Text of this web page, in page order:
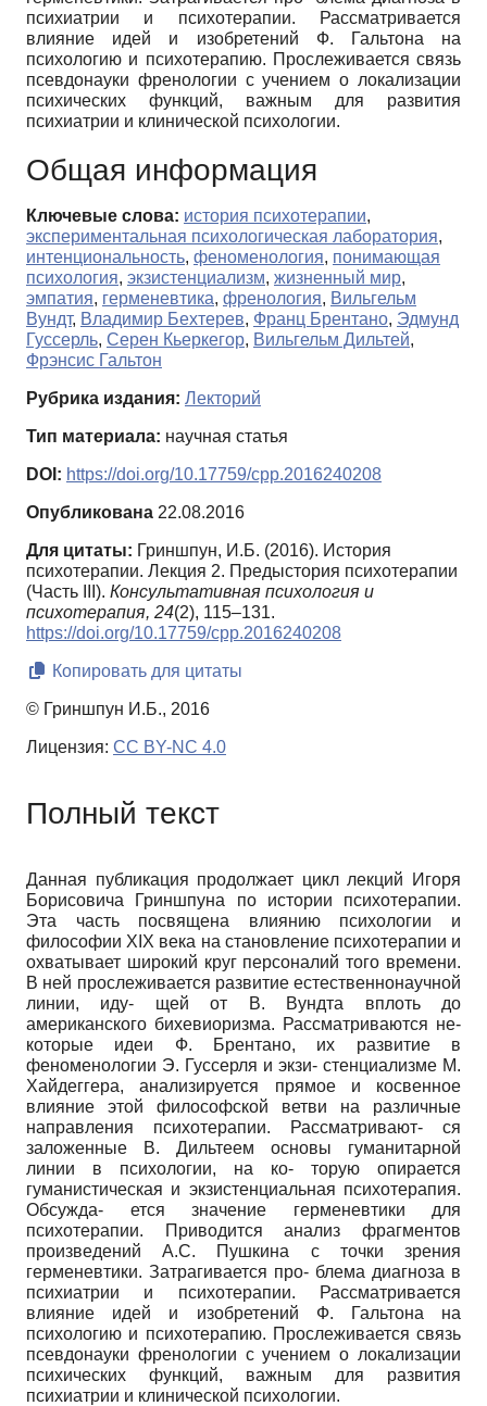
психиатрии и психотерапии. Рассматривается
влияние идей и изобретений Ф. Гальтона на
психологию и психотерапию. Прослеживается связь
псевдонауки френологии с учением о локализации
психических функций, важным для развития
психиатрии и клинической психологии.
Общая информация
Ключевые слова: история психотерапии,
экспериментальная психологическая лаборатория,
интенциональность, феноменология, понимающая
психология, экзистенциализм, жизненный мир,
эмпатия, герменевтика, френология, Вильгельм
Вундт, Владимир Бехтерев, Франц Брентано, Эдмунд
Гуссерль, Серен Кьеркегор, Вильгельм Дильтей,
Фрэнсис Гальтон
Рубрика издания: Лекторий
Тип материала: научная статья
DOI: https://doi.org/10.17759/cpp.2016240208
Опубликована 22.08.2016
Для цитаты: Гриншпун, И.Б. (2016). История
психотерапии. Лекция 2. Предыстория психотерапии
(Часть III). Консультативная психология и
психотерапия, 24(2), 115–131.
https://doi.org/10.17759/cpp.2016240208
Копировать для цитаты
© Гриншпун И.Б., 2016
Лицензия: CC BY-NC 4.0
Полный текст
Данная публикация продолжает цикл лекций Игоря
Борисовича Гриншпуна по истории психотерапии.
Эта часть посвящена влиянию психологии и
философии XIX века на становление психотерапии и
охватывает широкий круг персоналий того времени.
В ней прослеживается развитие естественнонаучной
линии, иду- щей от В. Вундта вплоть до
американского бихевиоризма. Рассматриваются не-
которые идеи Ф. Брентано, их развитие в
феноменологии Э. Гуссерля и экзи- стенциализме М.
Хайдеггера, анализируется прямое и косвенное
влияние этой философской ветви на различные
направления психотерапии. Рассматривают- ся
заложенные В. Дильтеем основы гуманитарной
линии в психологии, на ко- торую опирается
гуманистическая и экзистенциальная психотерапия.
Обсужда- ется значение герменевтики для
психотерапии. Приводится анализ фрагментов
произведений А.С. Пушкина с точки зрения
герменевтики. Затрагивается про- блема диагноза в
психиатрии и психотерапии. Рассматривается
влияние идей и изобретений Ф. Гальтона на
психологию и психотерапию. Прослеживается связь
псевдонауки френологии с учением о локализации
психических функций, важным для развития
психиатрии и клинической психологии.